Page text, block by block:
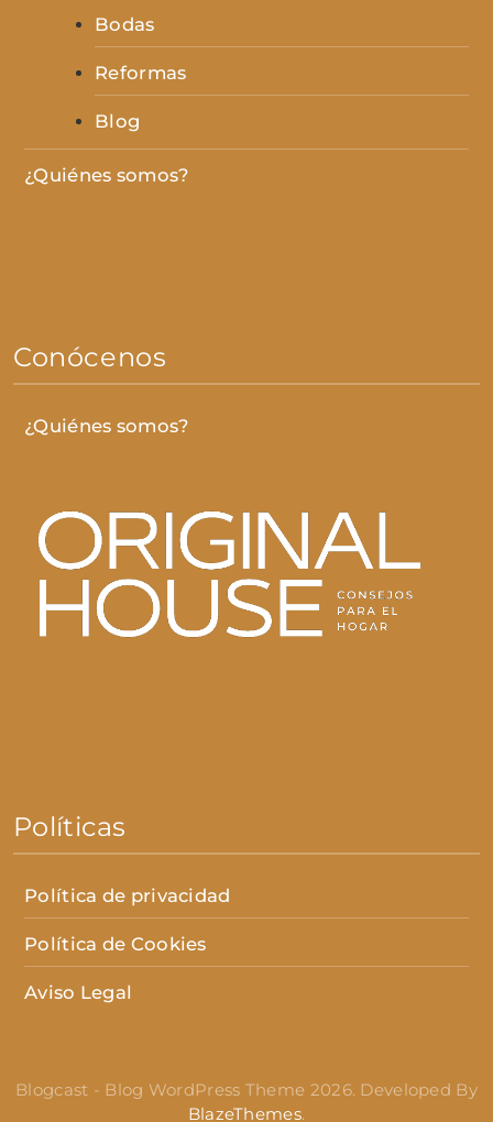
Bodas
Reformas
Blog
¿Quiénes somos?
Conócenos
¿Quiénes somos?
Políticas
Política de privacidad
Política de Cookies
Aviso Legal
Blogcast - Blog WordPress Theme 2026. Developed By
BlazeThemes.